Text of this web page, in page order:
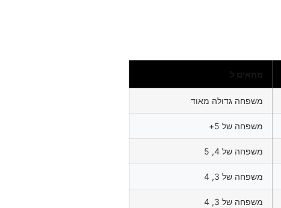
מתאים ל
משפחה גדולה מאוד
משפחה של 5+
משפחה של 4, 5
משפחה של 3, 4
משפחה של 3, 4